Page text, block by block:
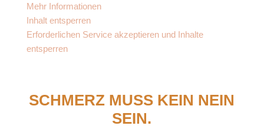
Mehr Informationen
Inhalt entsperren
Erforderlichen Service akzeptieren und Inhalte
entsperren
SCHMERZ MUSS KEIN NEIN
SEIN.